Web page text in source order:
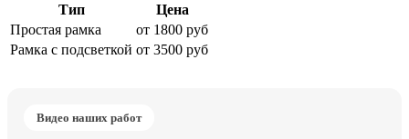
Тип
Цена
Простая рамка
от 1800 руб
Рамка с подсветкой от 3500 руб
Видео наших работ